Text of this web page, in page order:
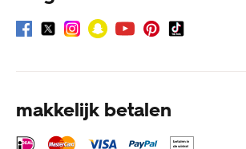
makkelijk betalen